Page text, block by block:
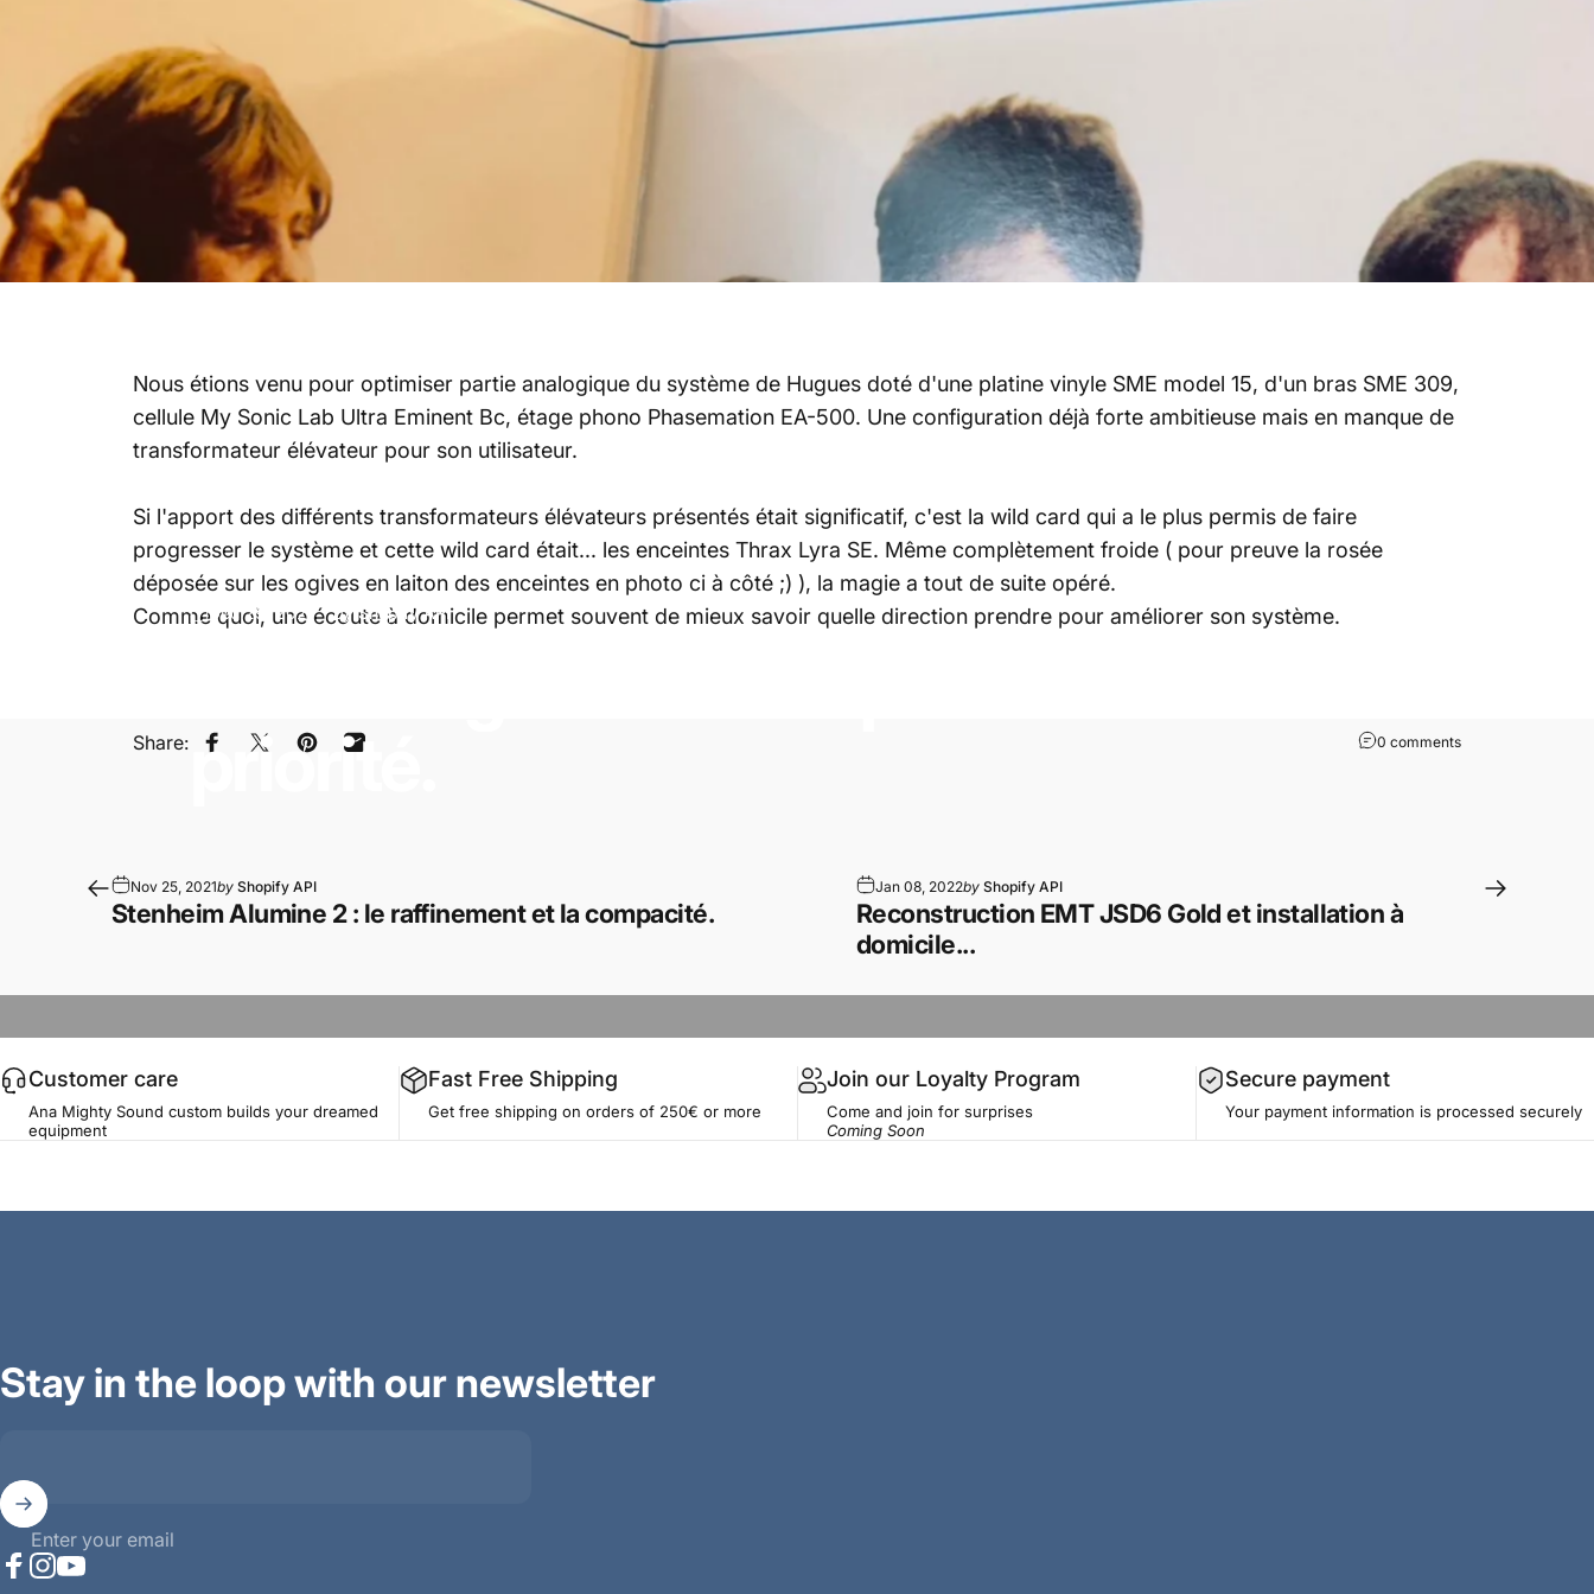
Dec 29, 2021 by Shopify API
priorité.
Nous étions venu pour optimiser partie analogique du système de Hugues doté d'une platine vinyle SME model 15, d'un bras SME 309,
cellule My Sonic Lab Ultra Eminent Bc, étage phono Phasemation EA-500. Une configuration déjà forte ambitieuse mais en manque de
transformateur élévateur pour son utilisateur.
Si l'apport des différents transformateurs élévateurs présentés était significatif, c'est la wild card qui a le plus permis de faire
progresser le système et cette wild card était... les enceintes Thrax Lyra SE. Même complètement froide ( pour preuve la rosée
déposée sur les ogives en laiton des enceintes en photo ci à côté ;) ), la magie a tout de suite opéré.
Comme quoi, une écoute à domicile permet souvent de mieux savoir quelle direction prendre pour améliorer son système.
Share: Share on Facebook
Share on XPin on Pinterest
Share by Email 0 comments
Nov 25, 2021by Shopify API
Stenheim Alumine 2 : le raffinement et la compacité.
Jan 08, 2022by Shopify API
Reconstruction EMT JSD6 Gold et installation à
domicile...
Customer care
Ana Mighty Sound custom builds your dreamed
equipment
Fast Free Shipping
Get free shipping on orders of 250€ or more
Join our Loyalty Program
Come and join for surprises
Coming Soon
Secure payment
Your payment information is processed securely
Stay in the loop with our newsletter
Enter your email